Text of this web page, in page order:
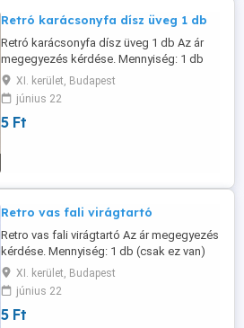
Retró karácsonyfa dísz üveg 1 db
Retró karácsonyfa dísz üveg 1 db Az ár
megegyezés kérdése. Mennyiség: 1 db
Magasság: 16 cm. # retró karácsonyi
gyertyatartó # retró gyertyatartó
karácsonyi dísz # retró karácsonyi
gyertyatartó dísz # Retró karácsonyi dísz
XI. kerület, Budapest
június 22
5 Ft
Retro vas fali virágtartó
Retro vas fali virágtartó Az ár megegyezés
kérdése. Mennyiség: 1 db (csak ez van)
Teljes magassága: 31 cm. Cseréptartó
külső átmérője: kb 12,8 cm.
XI. kerület, Budapest
június 22
5 Ft